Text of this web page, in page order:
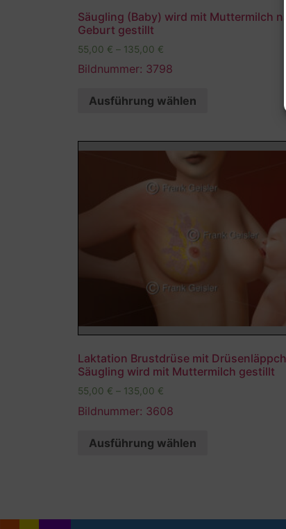
Säugling (Baby) wird mit Muttermilch
Geburt gestillt
55,00 € – 135,00 €
Bildnummer: 3798
Ausführung wählen
Laktation Brustdrüse mit
Säugling wird mit Muttermilch gestillt
55,00 € – 135,00 €
Bildnummer: 3608
Ausführung wählen